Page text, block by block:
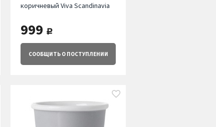
коричневый Viva Scandinavia
999 руб.
СООБЩИТЬО ПОСТУПЛЕНИИ